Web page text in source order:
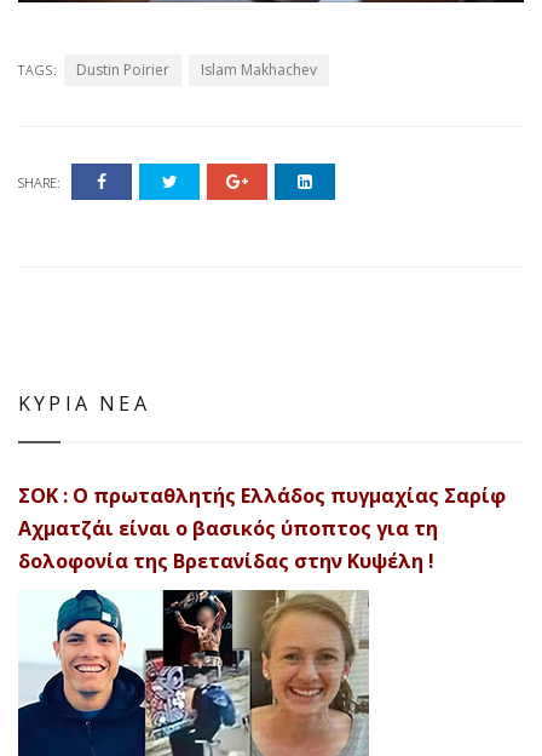
TAGS: Dustin Poirier Islam Makhachev
SHARE:
ΚΥΡΙΑ ΝΕΑ
ΣΟΚ : Ο πρωταθλητής Ελλάδος πυγμαχίας Σαρίφ
Αχματζάι είναι ο βασικός ύποπτος για τη
δολοφονία της Βρετανίδας στην Κυψέλη !